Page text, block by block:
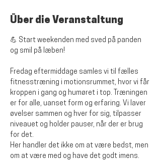
Über die Veranstaltung
💪 Start weekenden med sved på panden
og smil på læben!
Fredag eftermiddage samles vi til fælles
fitnesstræning i motionsrummet, hvor vi får
kroppen i gang og humøret i top. Træningen
er for alle, uanset form og erfaring. Vi laver
øvelser sammen og hver for sig, tilpasser
niveauet og holder pauser, når der er brug
for det.
Her handler det ikke om at være bedst, men
om at være med og have det godt imens.